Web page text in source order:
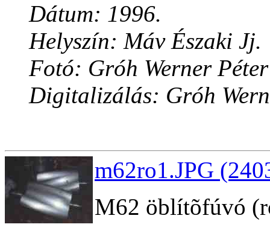
Dátum: 1996.
Helyszín: Máv Északi Jj.
Fotó: Gróh Werner Péter
Digitalizálás: Gróh
m62ro1.JPG
M62 öblítõfúvó